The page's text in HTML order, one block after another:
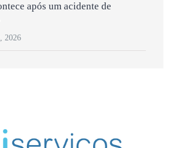
após um acidente de
2026